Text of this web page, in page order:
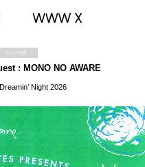
WWWβ
: MONO NO AWARE
Night 2026